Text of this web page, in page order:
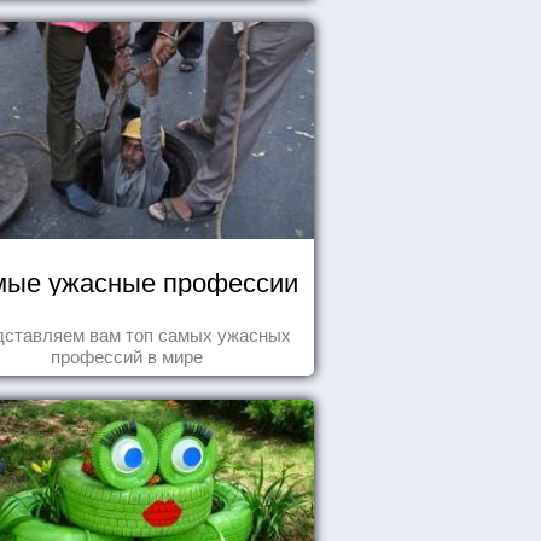
ужасные профессии
вам топ самых ужасных
профессий в мире